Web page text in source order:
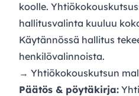
koolle.
hallitusvalinta kuuluu
Käytännössä hallitus
henkilövalinnoista.
→ Yhtiökokouskutsun
Päätös & pöytäkirja: